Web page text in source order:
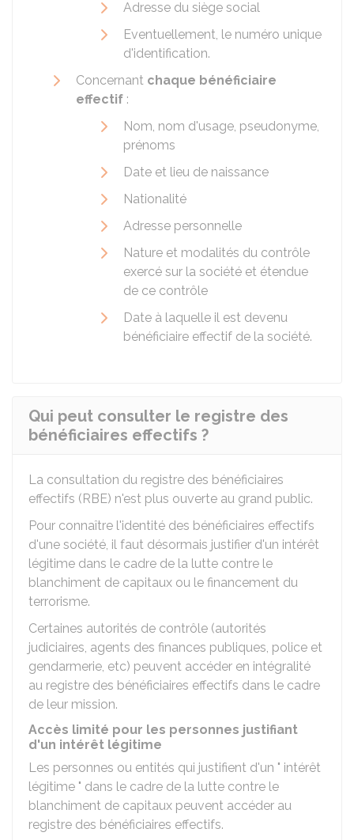
Adresse du siège social
Eventuellement, le numéro unique
d'identification.
Concernant chaque bénéficiaire
effectif :
Nom, nom d'usage, pseudonyme,
prénoms
Date et lieu de naissance
Nationalité
Adresse personnelle
Nature et modalités du contrôle
exercé sur la société et étendue
de ce contrôle
Date à laquelle il est devenu
bénéficiaire effectif de la société.
Qui peut consulter le registre des
bénéficiaires effectifs ?
La consultation du registre des bénéficiaires
effectifs (RBE) n'est plus ouverte au grand public.
Pour connaître l'identité des bénéficiaires effectifs
d'une société, il faut désormais justifier d'un intérêt
légitime dans le cadre de la lutte contre le
blanchiment de capitaux ou le financement du
terrorisme.
Certaines autorités de contrôle (autorités
judiciaires, agents des finances publiques, police et
gendarmerie, etc) peuvent accéder en intégralité
au registre des bénéficiaires effectifs dans le cadre
de leur mission.
Accès limité pour les personnes justifiant
d'un intérêt légitime
Les personnes ou entités qui justifient d'un " intérêt
légitime " dans le cadre de la lutte contre le
blanchiment de capitaux peuvent accéder au
registre des bénéficiaires effectifs.